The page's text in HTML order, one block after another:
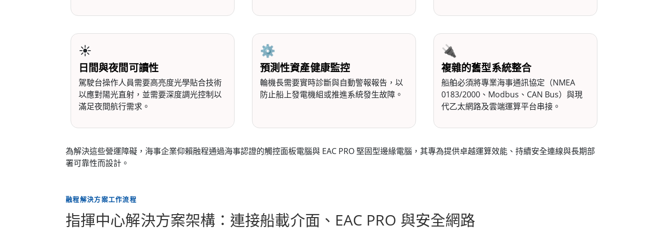
☀️
日間與夜間可讀性
駕駛台操作人員需要高亮度光學貼合技術
以應對陽光直射，並需要深度調光控制以
滿足夜間航行需求。
⚙️
預測性資產健康監控
輪機長需要實時診斷與自動警報報告，以
防止船上發電機組或推進系統發生故障。
🔌
複雜的舊型系統整合
船舶必須將專業海事通訊協定（NMEA
0183/2000、Modbus、CAN Bus）與現
代乙太網路及雲端運算平台串接。
為解決這些營運障礙，海事企業仰賴融程通過海事認證的觸控面板電腦與 EAC PRO 堅固型邊緣電腦，其專為提供卓越運算效能、持續安全連線與長期部
署可靠性而設計。
融程解決方案工作流程
指揮中心解決方案架構：連接船載介面、EAC PRO 與安全網路